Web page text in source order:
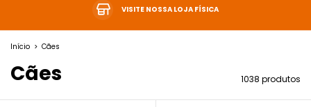
VISITE NOSSA LOJA FÍSICA
Início > Cães
Cães 1038 produtos